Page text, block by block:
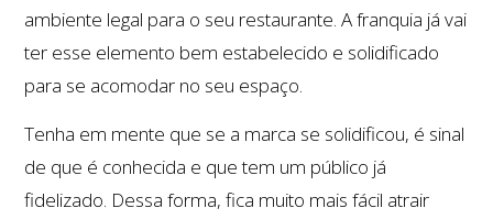
ambiente legal para o seu restaurante. A franquia já vai
ter esse elemento bem estabelecido e solidificado
para se acomodar no seu espaço.
Tenha em mente que se a marca se solidificou, é sinal
de que é conhecida e que tem um público já
fidelizado. Dessa forma, fica muito mais fácil atrair